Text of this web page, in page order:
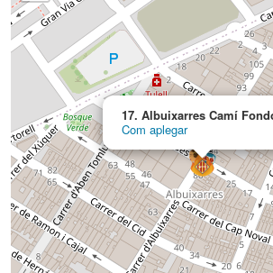
17. Albuixarres Camí
Com aplegar